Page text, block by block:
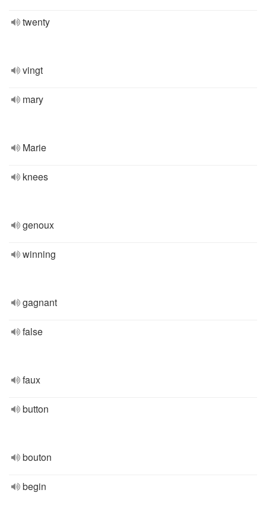
twenty
vingt
mary
Marie
knees
genoux
winning
gagnant
false
faux
button
bouton
begin